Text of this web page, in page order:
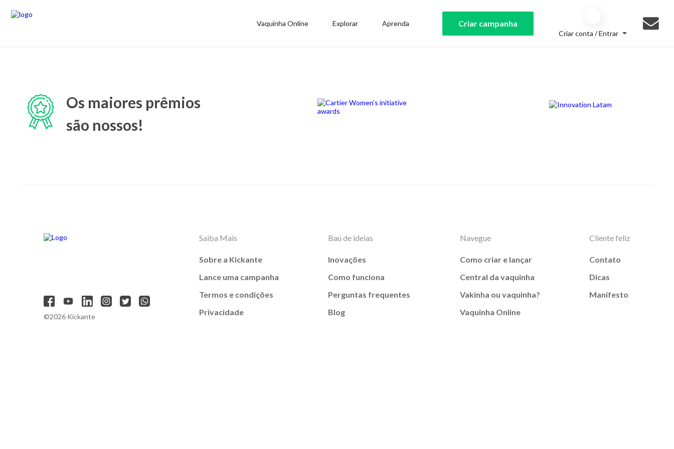
Vaquinha Online Explorar Aprenda Criar campanha
Criar conta / Entrar
Os maiores prêmios
são nossos!
©2026 Kickante
Saiba Mais
Sobre a Kickante
Lance uma campanha
Termos e condições
Privacidade
Baú de ideias
Inovações
Como funciona
Perguntas frequentes
Blog
Navegue
Como criar e lançar
Central da vaquinha
Vakinha ou vaquinha?
Vaquinha Online
Cliente feliz
Contato
Dicas
Manifesto